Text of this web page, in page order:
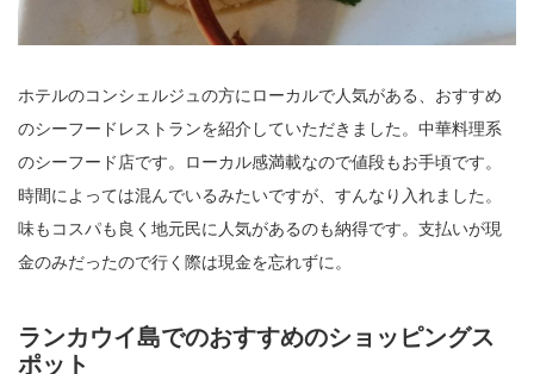
ホテルのコンシェルジュの方にローカルで人気がある、おすすめ
のシーフードレストランを紹介していただきました。中華料理系
のシーフード店です。ローカル感満載なので値段もお手頃です。
時間によっては混んでいるみたいですが、すんなり入れました。
味もコスパも良く地元民に人気があるのも納得です。支払いが現
金のみだったので行く際は現金を忘れずに。
ランカウイ島でのおすすめのショッピングス
ポット